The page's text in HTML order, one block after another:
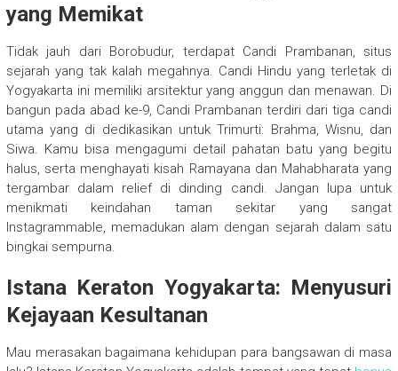
yang Memikat
Tidak jauh dari Borobudur, terdapat Candi Prambanan, situs
sejarah yang tak kalah megahnya. Candi Hindu yang terletak di
Yogyakarta ini memiliki arsitektur yang anggun dan menawan. Di
bangun pada abad ke-9, Candi Prambanan terdiri dari tiga candi
utama yang di dedikasikan untuk Trimurti: Brahma, Wisnu, dan
Siwa. Kamu bisa mengagumi detail pahatan batu yang begitu
halus, serta menghayati kisah Ramayana dan Mahabharata yang
tergambar dalam relief di dinding candi. Jangan lupa untuk
menikmati keindahan taman sekitar yang sangat
Instagrammable, memadukan alam dengan sejarah dalam satu
bingkai sempurna.
Istana Keraton Yogyakarta: Menyusuri
Kejayaan Kesultanan
Mau merasakan bagaimana kehidupan para bangsawan di masa